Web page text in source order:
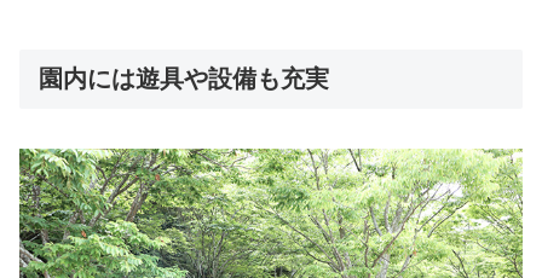
園内には遊具や設備も充実